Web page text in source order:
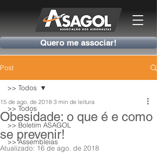
Quero me associar!
Post
>> Todos
>> Boletim ASAGOL
>> Assembleias
>> Todos
Obesidade: o que é e como
se prevenir!
15 de ago. de 2018 3 min de leitura
Atualizado: 16 de ago. de 2018